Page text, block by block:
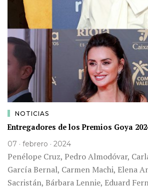
NOTICIAS
Entregadores de los Premios Goya
07 · febrero · 2024
Penélope Cruz, Pedro Almodóvar,
García Bernal, Carmen Machi, Elena
Sacristán, Bárbara Lennie, Eduard